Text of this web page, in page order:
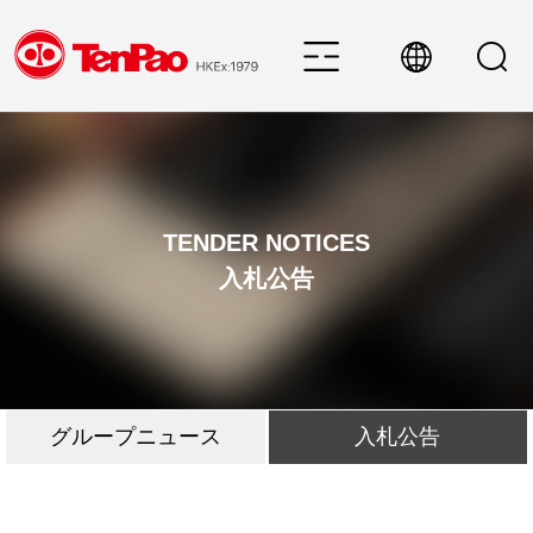
TENDER NOTICES
入札公告
グループニュース 入札公告